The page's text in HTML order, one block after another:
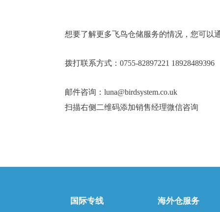
想要了解更多飞鸟仓储服务的情况，您可以
拨打联系方式：0755-82897221 18928489396
邮件咨询：luna@birdsystem.co.uk
扫描右侧二维码添加销售经理微信咨询
国际专线 海外仓服务